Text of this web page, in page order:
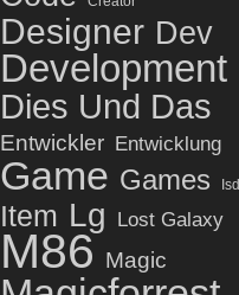
Designer Dev
Development
Dies Und Das
Entwickler Entwicklung
Game Games Isd
Item Lg Lost Galaxy
M86 Magic